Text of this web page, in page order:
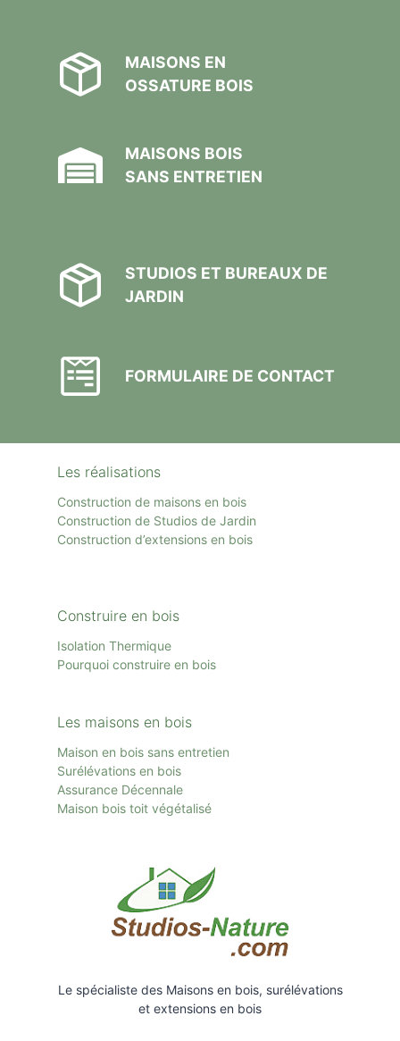
MAISONS EN
OSSATURE BOIS
MAISONS BOIS
SANS ENTRETIEN
STUDIOS ET BUREAUX DE
JARDIN
FORMULAIRE DE CONTACT
Les réalisations
Construction de maisons en bois
Construction de Studios de Jardin
Construction d’extensions en bois
Construire en bois
Isolation Thermique
Pourquoi construire en bois
Les maisons en bois
Maison en bois sans entretien
Surélévations en bois
Assurance Décennale
Maison bois toit végétalisé
Le spécialiste des Maisons en bois, surélévations
et extensions en bois